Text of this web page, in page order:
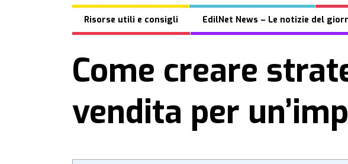
Risorse utili e consigli EdilNet News – Le notizie del
Come creare
vendita per